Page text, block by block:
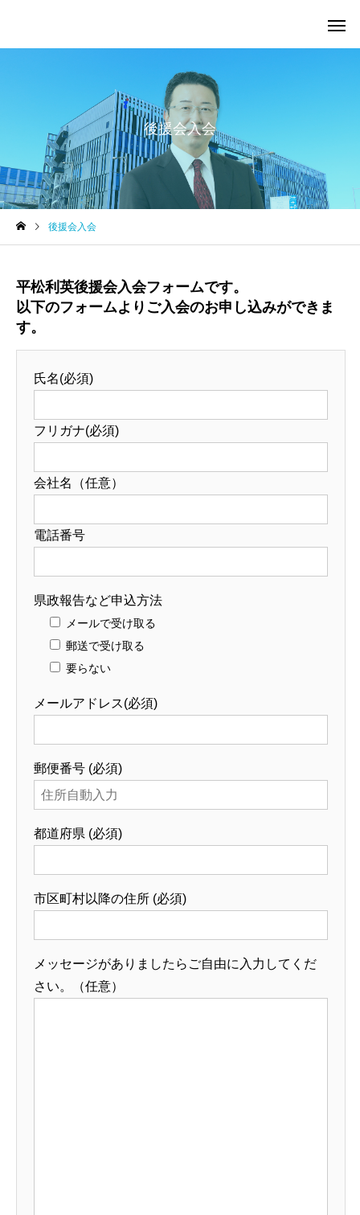
後援会入会
後援会入会
平松利英後援会入会フォームです。
以下のフォームよりご入会のお申し込みができま
す。
氏名(必須)
フリガナ(必須)
会社名（任意）
電話番号
県政報告など申込方法
メールで受け取る
郵送で受け取る
要らない
メールアドレス(必須)
郵便番号 (必須)
都道府県 (必須)
市区町村以降の住所 (必須)
メッセージがありましたらご自由に入力してくだ
さい。（任意）